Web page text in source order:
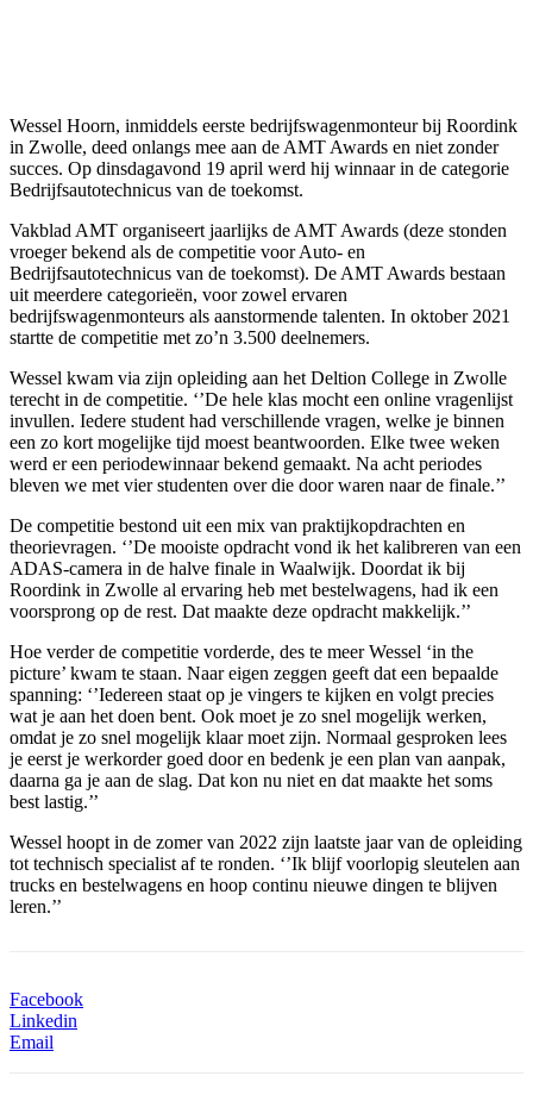
Wessel Hoorn, inmiddels eerste bedrijfswagenmonteur bij Roordink
in Zwolle, deed onlangs mee aan de AMT Awards en niet zonder
succes. Op dinsdagavond 19 april werd hij winnaar in de categorie
Bedrijfsautotechnicus van de toekomst.
Vakblad AMT organiseert jaarlijks de AMT Awards (deze stonden
vroeger bekend als de competitie voor Auto- en
Bedrijfsautotechnicus van de toekomst). De AMT Awards bestaan
uit meerdere categorieën, voor zowel ervaren
bedrijfswagenmonteurs als aanstormende talenten. In oktober 2021
startte de competitie met zo’n 3.500 deelnemers.
Wessel kwam via zijn opleiding aan het Deltion College in Zwolle
terecht in de competitie. ‘’De hele klas mocht een online vragenlijst
invullen. Iedere student had verschillende vragen, welke je binnen
een zo kort mogelijke tijd moest beantwoorden. Elke twee weken
werd er een periodewinnaar bekend gemaakt. Na acht periodes
bleven we met vier studenten over die door waren naar de finale.’’
De competitie bestond uit een mix van praktijkopdrachten en
theorievragen. ‘’De mooiste opdracht vond ik het kalibreren van een
ADAS-camera in de halve finale in Waalwijk. Doordat ik bij
Roordink in Zwolle al ervaring heb met bestelwagens, had ik een
voorsprong op de rest. Dat maakte deze opdracht makkelijk.’’
Hoe verder de competitie vorderde, des te meer Wessel ‘in the
picture’ kwam te staan. Naar eigen zeggen geeft dat een bepaalde
spanning: ‘’Iedereen staat op je vingers te kijken en volgt precies
wat je aan het doen bent. Ook moet je zo snel mogelijk werken,
omdat je zo snel mogelijk klaar moet zijn. Normaal gesproken lees
je eerst je werkorder goed door en bedenk je een plan van aanpak,
daarna ga je aan de slag. Dat kon nu niet en dat maakte het soms
best lastig.’’
Wessel hoopt in de zomer van 2022 zijn laatste jaar van de opleiding
tot technisch specialist af te ronden. ‘’Ik blijf voorlopig sleutelen aan
trucks en bestelwagens en hoop continu nieuwe dingen te blijven
leren.’’
Facebook
Linkedin
Email